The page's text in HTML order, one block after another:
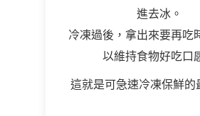
進去冰。
冷凍過後，拿出來要再吃
以維持食物好吃口
這就是可急速冷凍保鮮的